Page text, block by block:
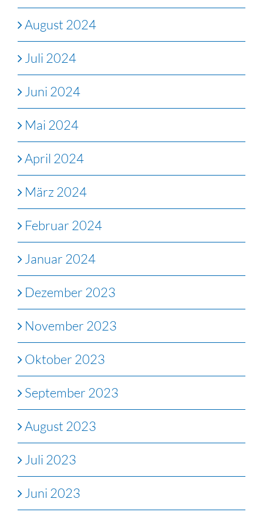
August 2024
Juli 2024
Juni 2024
Mai 2024
April 2024
März 2024
Februar 2024
Januar 2024
Dezember 2023
November 2023
Oktober 2023
September 2023
August 2023
Juli 2023
Juni 2023